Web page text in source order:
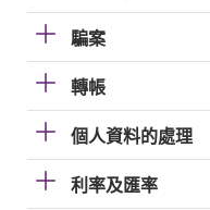
騙案
轉帳
個人資料的處理
利率及匯率